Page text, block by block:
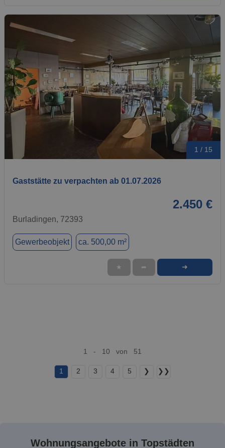
1 / 15
Gaststätte zu verpachten ab 01.07.2026
2.450 €
Burladingen, 72393
Gewerbeobjekt ca. 500,00 m²
★ ➦ ➜
1 - 10 von 51
1 2 3 4 5 ❯ ❯❯
Wohnungsangebote in Topstädten